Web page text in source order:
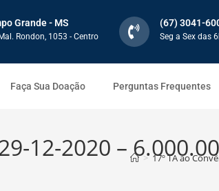
Grande - MS
Rondon, 1053 - Centro
(67) 3041-
Seg a Sex das
Faça Sua Doação Perguntas Frequentes
12-2020 –
> 17º TA ao